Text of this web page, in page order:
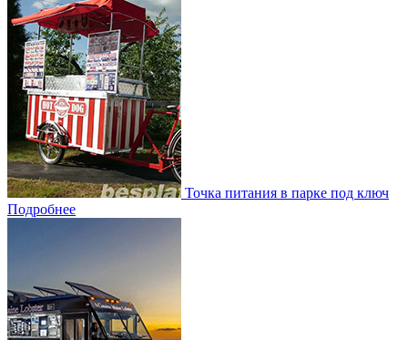
Точка питания в парке под ключ
Подробнее